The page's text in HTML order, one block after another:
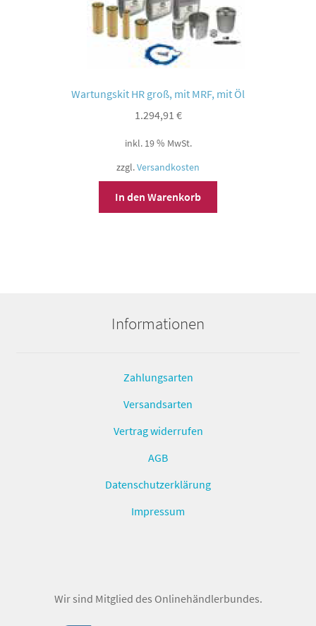
Wartungskit HR groß, mit MRF, mit Öl
1.294,91 €
inkl. 19 % MwSt.
zzgl.Versandkosten
In den Warenkorb
Informationen
Zahlungsarten
Versandsarten
Vertrag widerrufen
AGB
Datenschutzerklärung
Impressum
Wir sind Mitglied des Onlinehändlerbundes.